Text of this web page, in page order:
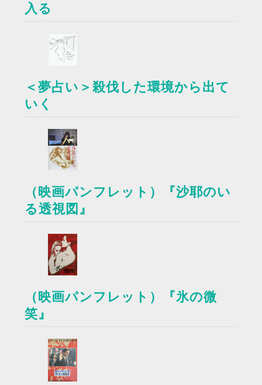
入る
＜夢占い＞殺伐した環境から出て
いく
（映画パンフレット）『沙耶のい
る透視図』
（映画パンフレット）『氷の微
笑』